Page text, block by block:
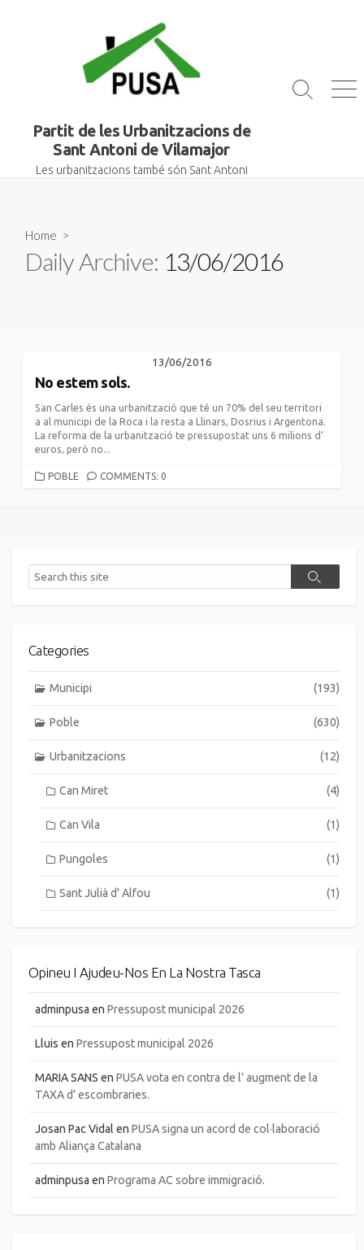
Partit de les Urbanitzacions de
Sant Antoni de Vilamajor
Les urbanitzacions també són Sant Antoni
Search
Home >
Daily Archive: 13/06/2016
13/06/2016
No estem sols.
San Carles és una urbanització que té un 70% del seu territori
a al municipi de la Roca i la resta a Llinars, Dosrius i Argentona.
La reforma de la urbanització te pressupostat uns 6 milions d‘
euros, però no...
CATEGORIES
POBLE COMMENTS: 0
Search
Search
Categories
Municipi (193)
Poble (630)
Urbanitzacions (12)
Can Miret (4)
Can Vila (1)
Pungoles (1)
Sant Julià d' Alfou (1)
Opineu I Ajudeu-Nos En La Nostra Tasca
adminpusa en Pressupost municipal 2026
Lluis en Pressupost municipal 2026
MARIA SANS en PUSA vota en contra de l’ augment de la
TAXA d’ escombraries.
Josan Pac Vidal en PUSA signa un acord de col·laboració
amb Aliança Catalana
adminpusa en Programa AC sobre immigració.